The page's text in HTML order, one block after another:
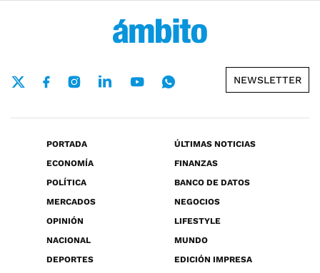
NEWSLETTER
PORTADA
ÚLTIMAS NOTICIAS
ECONOMÍA
FINANZAS
POLÍTICA
BANCO DE DATOS
MERCADOS
NEGOCIOS
OPINIÓN
LIFESTYLE
NACIONAL
MUNDO
DEPORTES
EDICIÓN IMPRESA